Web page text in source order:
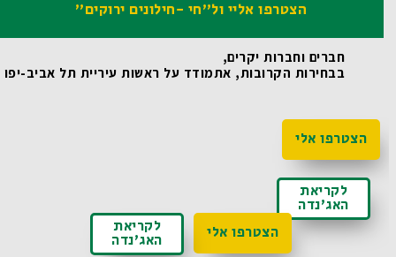
הצטרפו אליי ול"חי -חילונים ירוקים"
חברים וחברות יקרים,
בבחירות הקרובות, אתמודד על ראשות עיריית תל אביב-יפו
הצטרפו אלי
לקריאת
האג'נדה
הצטרפו אלי
לקריאת
האג'נדה